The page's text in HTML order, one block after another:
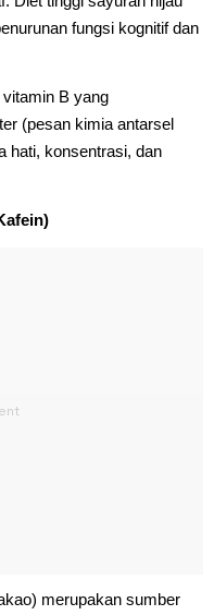
fungsi kognitif dan
B yang
(pesan kimia antarsel
hati, konsentrasi, dan
merupakan sumber